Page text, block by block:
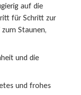
auf die
für Schritt zur
Staunen,
und die
und frohes